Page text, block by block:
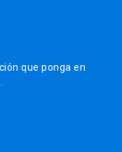
que ponga en